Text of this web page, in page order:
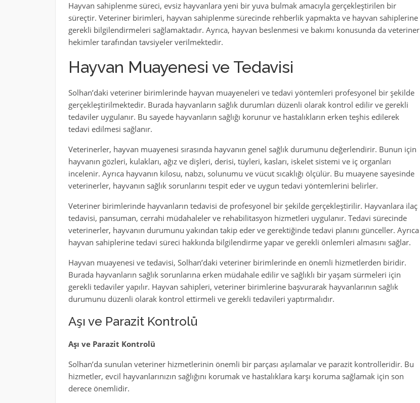
Hayvan sahiplenme süreci, evsiz hayvanlara yeni bir yuva bulmak amacıyla gerçekleştirilen bir
süreçtir. Veteriner birimleri, hayvan sahiplenme sürecinde rehberlik yapmakta ve hayvan sahiplerine
gerekli bilgilendirmeleri sağlamaktadır. Ayrıca, hayvan beslenmesi ve bakımı konusunda da veteriner
hekimler tarafından tavsiyeler verilmektedir.
Hayvan Muayenesi ve Tedavisi
Solhan’daki veteriner birimlerinde hayvan muayeneleri ve tedavi yöntemleri profesyonel bir şekilde
gerçekleştirilmektedir. Burada hayvanların sağlık durumları düzenli olarak kontrol edilir ve gerekli
tedaviler uygulanır. Bu sayede hayvanların sağlığı korunur ve hastalıkların erken teşhis edilerek
tedavi edilmesi sağlanır.
Veterinerler, hayvan muayenesi sırasında hayvanın genel sağlık durumunu değerlendirir. Bunun için
hayvanın gözleri, kulakları, ağız ve dişleri, derisi, tüyleri, kasları, iskelet sistemi ve iç organları
incelenir. Ayrıca hayvanın kilosu, nabzı, solunumu ve vücut sıcaklığı ölçülür. Bu muayene sayesinde
veterinerler, hayvanın sağlık sorunlarını tespit eder ve uygun tedavi yöntemlerini belirler.
Veteriner birimlerinde hayvanların tedavisi de profesyonel bir şekilde gerçekleştirilir. Hayvanlara ilaç
tedavisi, pansuman, cerrahi müdahaleler ve rehabilitasyon hizmetleri uygulanır. Tedavi sürecinde
veterinerler, hayvanın durumunu yakından takip eder ve gerektiğinde tedavi planını günceller. Ayrıca
hayvan sahiplerine tedavi süreci hakkında bilgilendirme yapar ve gerekli önlemleri almasını sağlar.
Hayvan muayenesi ve tedavisi, Solhan’daki veteriner birimlerinde en önemli hizmetlerden biridir.
Burada hayvanların sağlık sorunlarına erken müdahale edilir ve sağlıklı bir yaşam sürmeleri için
gerekli tedaviler yapılır. Hayvan sahipleri, veteriner birimlerine başvurarak hayvanlarının sağlık
durumunu düzenli olarak kontrol ettirmeli ve gerekli tedavileri yaptırmalıdır.
Aşı ve Parazit Kontrolü
Aşı ve Parazit Kontrolü
Solhan’da sunulan veteriner hizmetlerinin önemli bir parçası aşılamalar ve parazit kontrolleridir. Bu
hizmetler, evcil hayvanlarınızın sağlığını korumak ve hastalıklara karşı koruma sağlamak için son
derece önemlidir.